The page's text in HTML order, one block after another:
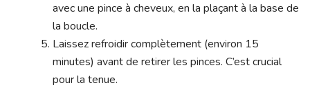
avec une pince à cheveux, en la plaçant à la base de
la boucle.
Laissez refroidir complètement (environ 15
minutes) avant de retirer les pinces. C’est crucial
pour la tenue.